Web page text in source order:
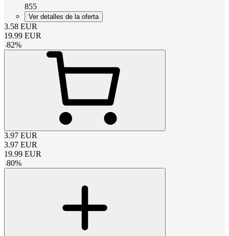
855
Ver detalles de la oferta
3.58 EUR
19.99 EUR
-82%
3.97 EUR
3.97 EUR
19.99 EUR
-80%